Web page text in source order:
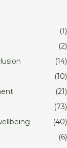
(1)
(2)
(14)
(10)
(21)
(73)
(40)
(6)